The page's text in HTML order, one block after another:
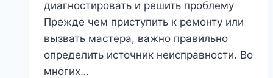
диагностировать и решить проблему
Прежде чем приступить к ремонту или
вызвать мастера, важно правильно
определить источник неисправности. Во
многих…